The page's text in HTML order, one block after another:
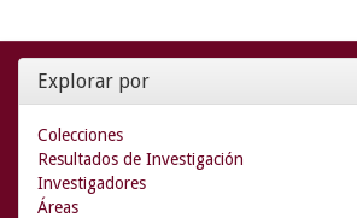
Explorar por
Colecciones
Resultados de Investigación
Investigadores
Áreas